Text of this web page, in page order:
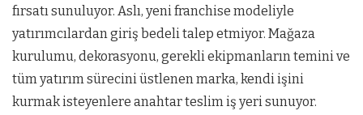
fırsatı sunuluyor. Aslı, yeni franchise modeliyle
yatırımcılardan giriş bedeli talep etmiyor. Mağaza
kurulumu, dekorasyonu, gerekli ekipmanların temini ve
tüm yatırım sürecini üstlenen marka, kendi işini
kurmak isteyenlere anahtar teslim iş yeri sunuyor.